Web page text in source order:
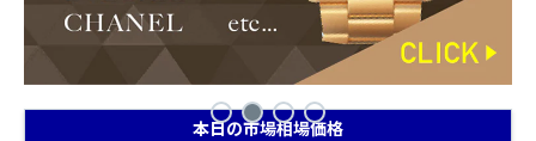
本日の市場相場価格